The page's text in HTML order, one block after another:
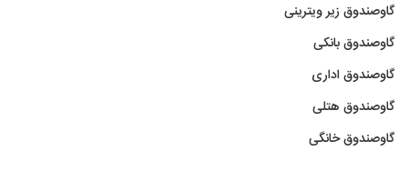
گاوصندوق زیر ویترینی
گاوصندوق بانکی
گاوصندوق اداری
گاوصندوق هتلی
گاوصندوق خانگی